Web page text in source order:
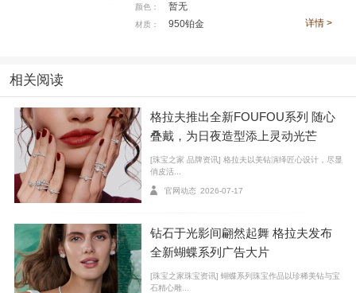
云状物由大量针点聚集而成，由于太过细小，很难独立区分，但整体
呈云雾状外观。
内含物处于钻石内部，有的可能是从形成起就长在钻
石里，有的也可能是从钻石表面延伸到内部。常见内含
物有裂纹、针点、云状物、针状物等。
一段落，下面让我们来看看到底什么是奶油钻，以及我
们应该如何分辨它！
01
颜色： 暂无
材质： 950铂金 详情 >
相关阅读
格拉夫推出全新FOUFOU系列 随心
叠戴，为日夜造型添上灵动光芒
[珠宝之家 品牌资讯] 格拉夫以美钻演绎匠心设计，尽显
俏皮活...
官网动态 2026-07-17
钻石于光影间翩然起舞 格拉夫发布
全新蝴蝶系列广告大片
[珠宝之家珠宝资讯] 蝴蝶系列珠宝作品以珍稀美钻与宝
石精心雕...